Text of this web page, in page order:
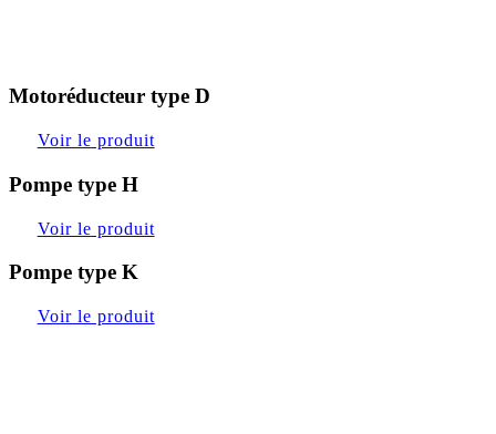
Motoréducteur type D
Voir le produit
Pompe type H
Voir le produit
Pompe type K
Voir le produit